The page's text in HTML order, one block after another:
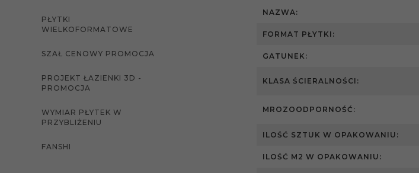
PŁYTKI
WIELKOFORMATOWE
SZAŁ CENOWY PROMOCJA
PROJEKT ŁAZIENKI 3D -
PROMOCJA
WYMIAR PŁYTEK W
PRZYBLIŻENIU
FANSHI
NAZWA:
FORMAT PŁYTKI:
GATUNEK:
KLASA ŚCIERALNOŚCI:
MROZOODPORNOŚĆ:
ILOŚĆ SZTUK W OPAKOWANIU:
ILOŚĆ M2 W OPAKOWANIU: